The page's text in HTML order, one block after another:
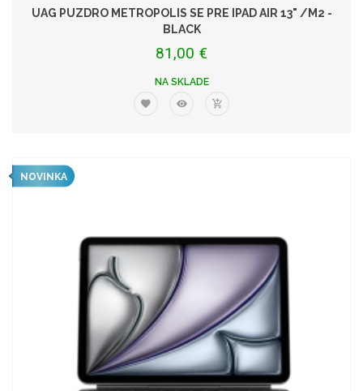
UAG PUZDRO METROPOLIS SE PRE IPAD AIR 13" /M2 -
BLACK
81,00 €
NA SKLADE
NOVINKA